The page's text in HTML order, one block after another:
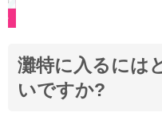
灘特に入るには
いですか?